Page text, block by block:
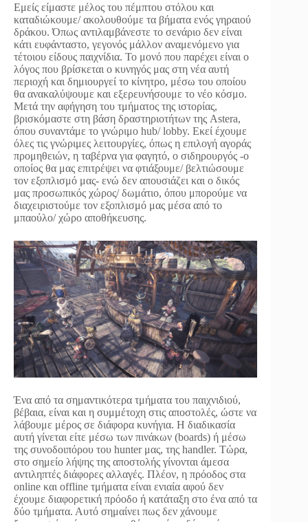
Εμείς είμαστε μέλος του πέμπτου στόλου και
καταδιώκουμε/ ακολουθούμε τα βήματα ενός γηραιού
δράκου. Όπως αντιλαμβάνεστε το σενάριο δεν είναι
κάτι ευφάνταστο, γεγονός μάλλον αναμενόμενο για
τέτοιου είδους παιχνίδια. Το μονό που παρέχει είναι ο
λόγος που βρίσκεται ο κυνηγός μας στη νέα αυτή
περιοχή και δημιουργεί το κίνητρο, μέσω του οποίου
θα ανακαλύψουμε και εξερευνήσουμε το νέο κόσμο.
Μετά την αφήγηση του τμήματος της ιστορίας,
βρισκόμαστε στη βάση δραστηριοτήτων της Astera,
όπου συναντάμε το γνώριμο hub/ lobby. Εκεί έχουμε
όλες τις γνώριμες λειτουργίες, όπως η επιλογή αγοράς
προμηθειών, η ταβέρνα για φαγητό, ο σιδηρουργός -ο
οποίος θα μας επιτρέψει να φτιάξουμε/ βελτιώσουμε
τον εξοπλισμό μας- ενώ δεν απουσιάζει και ο δικός
μας προσωπικός χώρος/ δωμάτιο, όπου μπορούμε να
διαχειριστούμε τον εξοπλισμό μας μέσα από το
μπαούλο/ χώρο αποθήκευσης.
Ένα από τα σημαντικότερα τμήματα του παιχνιδιού,
βέβαια, είναι και η συμμέτοχη στις αποστολές, ώστε να
λάβουμε μέρος σε διάφορα κυνήγια. Η διαδικασία
αυτή γίνεται είτε μέσω των πινάκων (boards) ή μέσω
της συνοδοιπόρου του hunter μας, της handler. Τώρα,
στο σημείο λήψης της αποστολής γίνονται άμεσα
αντιληπτές διάφορες αλλαγές. Πλέον, η πρόοδος στα
online και offline τμήματα είναι ενιαία αφού δεν
έχουμε διαφορετική πρόοδο ή κατάταξη στο ένα από τα
δύο τμήματα. Αυτό σημαίνει πως δεν χάνουμε